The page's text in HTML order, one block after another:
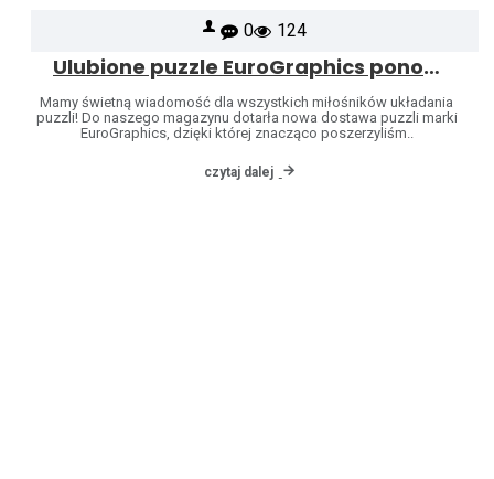
0 124
Ulubione puzzle EuroGraphics ponownie dostępne – poszerzyliśmy naszą ofertę o kolejne wzory!
Mamy świetną wiadomość dla wszystkich miłośników układania
puzzli! Do naszego magazynu dotarła nowa dostawa puzzli marki
EuroGraphics, dzięki której znacząco poszerzyliśm..
czytaj dalej